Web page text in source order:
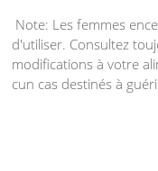
Note: Les femmes
d'utiliser. Consultez
modifications à votre
cun cas destinés à